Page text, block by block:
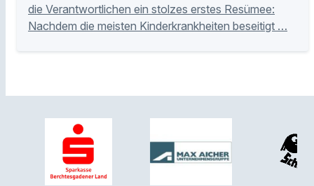
die Verantwortlichen ein stolzes erstes Resümee:
Nachdem die meisten Kinderkrankheiten beseitigt …